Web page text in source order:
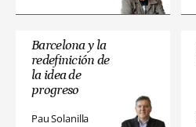
Barcelona y la
redefinición de
la idea de
progreso
Pau Solanilla